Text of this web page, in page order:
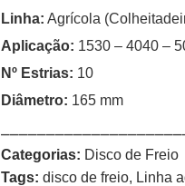
Linha: Agrícola
Aplicação: 1530 – 4040 –
Nº Estrias: 10
Diâmetro: 165 mm
Categorias: Disco de Freio
Tags: disco de freio, Linha